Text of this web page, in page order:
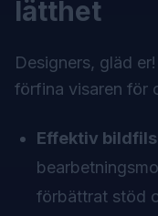
lätthet
Designers, gläd
förfina visaren för
Effektiv
förbättrat stöd